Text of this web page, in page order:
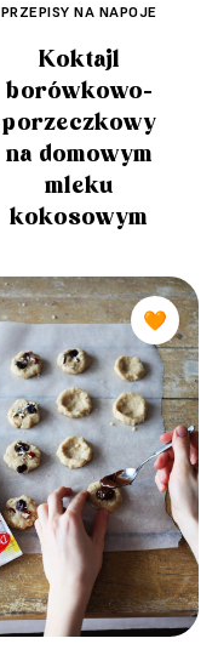
PRZEPISY NA NAPOJE
Koktajl
borówkowo-
porzeczkowy
na domowym
mleku
kokosowym
🧡